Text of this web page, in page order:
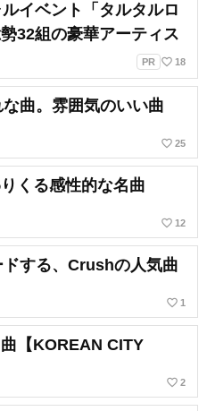
イベント「タルタルロ
32組の豪華アーティス
PR favorite_border 18
曲。雰囲気のいい曲
favorite_border 25
くる感性的な名曲
favorite_border 12
する、Crushの人気曲
favorite_border 1
【KOREAN CITY
favorite_border 2